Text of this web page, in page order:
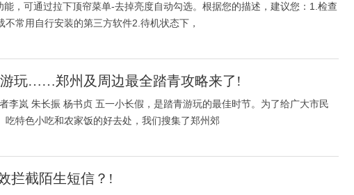
能，可通过拉下顶帘菜单-去掉亮度自动勾选。根据您的描述，建议您：1.检查
不常用自行安装的第三方软件2.待机状态下，
玩……郑州及周边最全踏青攻略来了!
李岚 朱长振 杨书贞 五一小长假，是踏青游玩的最佳时节。为了给广大市民
吃特色小吃和农家饭的好去处，我们搜集了郑州郊
拦截陌生短信？!